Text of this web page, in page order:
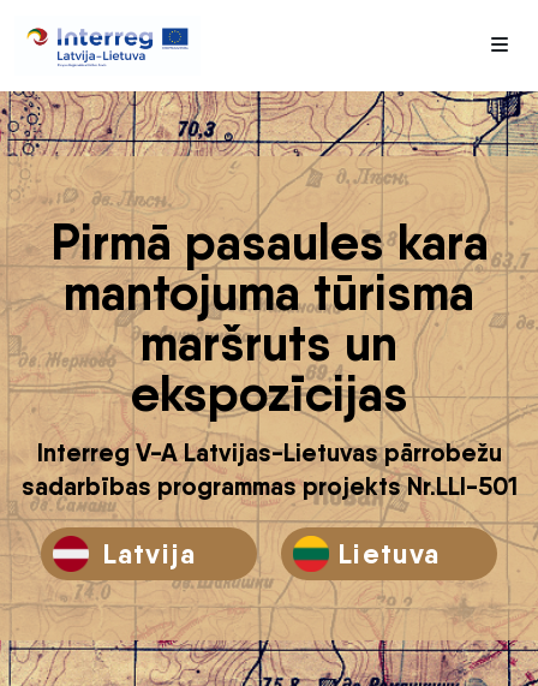
Pirmā pasaules kara
mantojuma tūrisma
maršruts un
ekspozīcijas
Interreg V-A Latvijas-Lietuvas pārrobežu
sadarbības programmas projekts Nr.LLI-501
Latvija Lietuva